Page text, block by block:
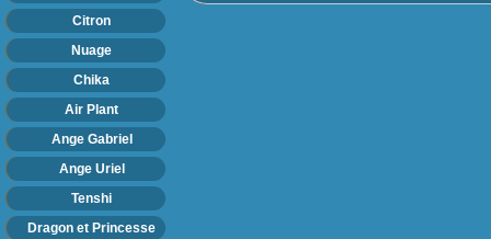
Citron
Nuage
Chika
Air Plant
Ange Gabriel
Ange Uriel
Tenshi
Dragon et Princesse